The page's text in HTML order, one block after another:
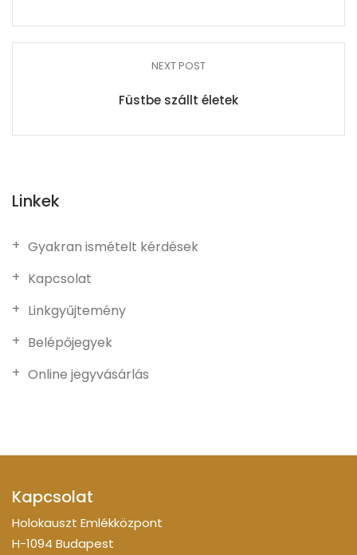
NEXT POST
Füstbe szállt életek
Linkek
Gyakran ismételt kérdések
Kapcsolat
Linkgyűjtemény
Belépőjegyek
Online jegyvásárlás
Kapcsolat
Holokauszt Emlékközpont
H-1094 Budapest